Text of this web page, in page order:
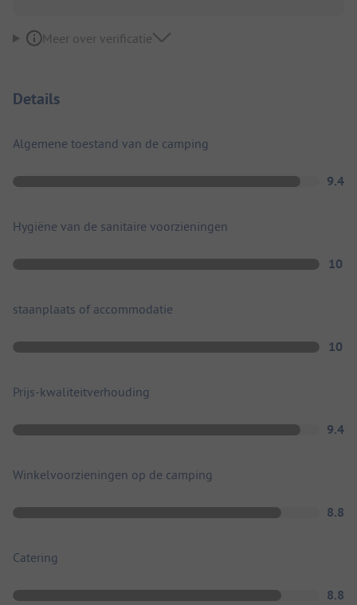
Meer over verificatie
Details
Algemene toestand van de camping
9.4
Hygiëne van de sanitaire voorzieningen
10
staanplaats of accommodatie
10
Prijs-kwaliteitverhouding
9.4
Winkelvoorzieningen op de camping
8.8
Catering
8.8